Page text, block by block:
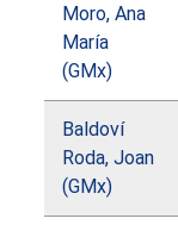
Moro, Ana
María
(GMx)
Baldoví
Roda, Joan
(GMx)